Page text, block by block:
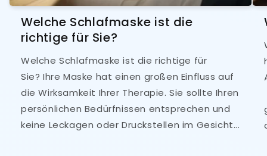
Welche Schlafmaske ist die
richtige für Sie?
Welche Schlafmaske ist die richtige für
Sie? Ihre Maske hat einen großen Einfluss auf
die Wirksamkeit Ihrer Therapie. Sie sollte Ihren
persönlichen Bedürfnissen entsprechen und
keine Leckagen oder Druckstellen im Gesicht...